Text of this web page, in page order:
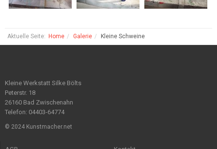
Aktuelle Seite: Home Galerie Kleine Schweine
Kleine Werkstatt Silke Bölts
Peterstr. 18
26160 Bad Zwischenahn
Telefon: 04403-64774
© 2024 Kunstmacher.net